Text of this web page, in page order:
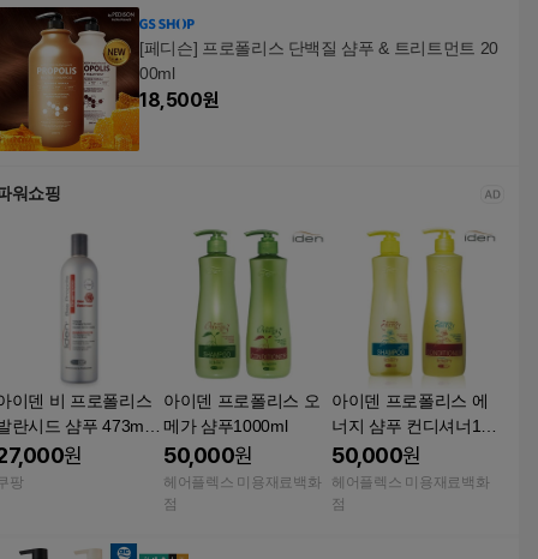
[페디슨] 프로폴리스 단백질 샴푸 & 트리트먼트 20
00ml
18,500원
워쇼핑
이덴 비 프로폴리스
란시드 샴푸 473ml 1
지성 두피 케어 헤어
어 샴프 삼푸 샴퓨 ha
원
팡
아이덴 프로폴리스 오
메가 샴푸1000ml
50,000원
헤어플렉스 미용재료백화
점
아이덴 프로폴리스 에
너지 샴푸 컨디셔너100
0ml
50,000원
헤어플렉스 미용재료백화
점